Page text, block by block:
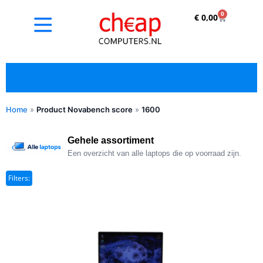
€0,00 0
✓ Refurbished kopen met duidelijke 5-sterren
Home » Product Novabench score » 1600
Gehele assortiment
Een overzicht van alle laptops die op voorraad zijn.
Filters: